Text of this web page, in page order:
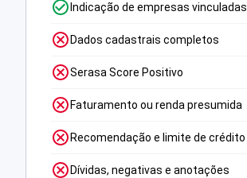
Indicação de empresas vinculadas
Dados cadastrais completos
Serasa Score Positivo
Faturamento ou renda presumida
Recomendação e limite de crédito
Dívidas, negativas e anotações